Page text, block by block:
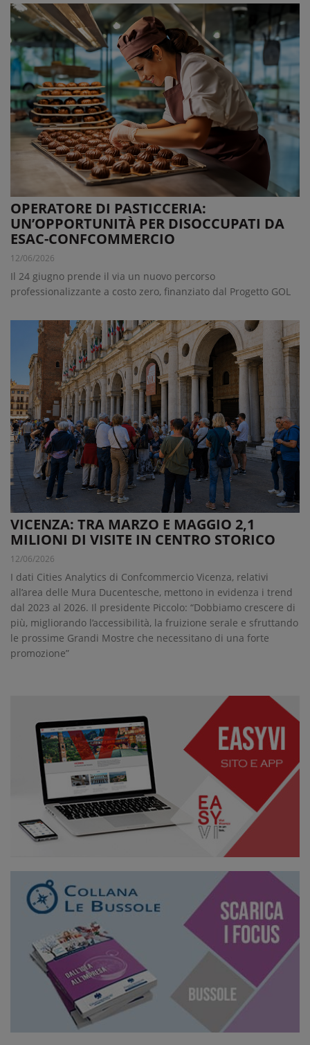
OPERATORE DI PASTICCERIA:
UN’OPPORTUNITÀ PER DISOCCUPATI DA
ESAC-CONFCOMMERCIO
12/06/2026
Il 24 giugno prende il via un nuovo percorso
professionalizzante a costo zero, finanziato dal Progetto GOL
VICENZA: TRA MARZO E MAGGIO 2,1
MILIONI DI VISITE IN CENTRO STORICO
12/06/2026
I dati Cities Analytics di Confcommercio Vicenza, relativi
all’area delle Mura Ducentesche, mettono in evidenza i trend
dal 2023 al 2026. Il presidente Piccolo: “Dobbiamo crescere di
più, migliorando l’accessibilità, la fruizione serale e sfruttando
le prossime Grandi Mostre che necessitano di una forte
promozione”